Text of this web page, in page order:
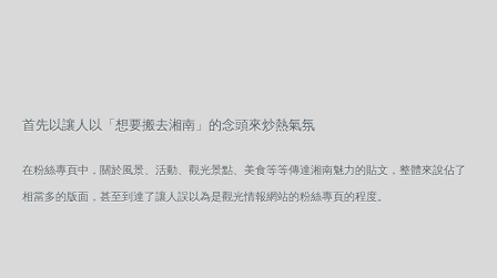
首先以讓人以「想要搬去湘南」的念頭來炒熱氣氛
在粉絲專頁中，關於風景、活動、觀光景點、美食等等傳達湘南魅力的貼文，整體來說佔了
相當多的版面，甚至到達了讓人誤以為是觀光情報網站的粉絲專頁的程度。